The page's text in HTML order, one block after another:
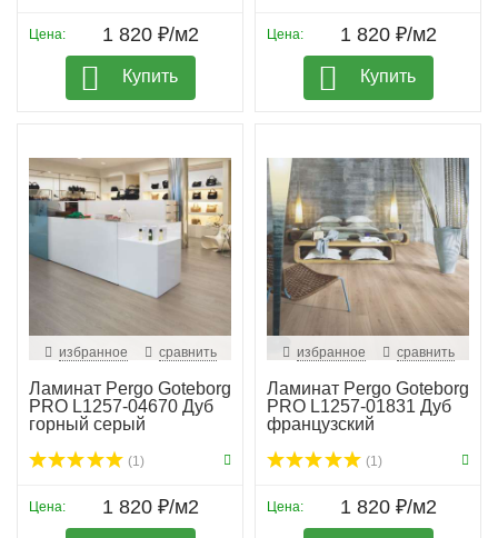
Цена: 1 820 ₽/м2
Купить
Цена: 1 820 ₽/м2
Купить
избранное сравнить
Ламинат Pergo Goteborg
PRO L1257-04670 Дуб
горный серый
(1)
Цена: 1 820 ₽/м2
избранное сравнить
Ламинат Pergo Goteborg
PRO L1257-01831 Дуб
французский
(1)
Цена: 1 820 ₽/м2